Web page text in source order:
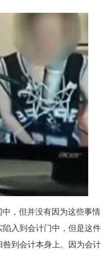
，但并没有因为这些事情
入到会计门中，但是这件
到会计本身上。因为会计